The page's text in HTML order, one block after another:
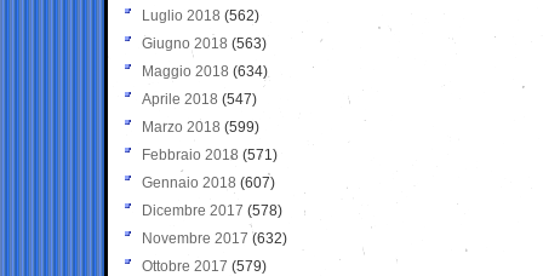
Luglio 2018 (562)
Giugno 2018 (563)
Maggio 2018 (634)
Aprile 2018 (547)
Marzo 2018 (599)
Febbraio 2018 (571)
Gennaio 2018 (607)
Dicembre 2017 (578)
Novembre 2017 (632)
Ottobre 2017 (579)